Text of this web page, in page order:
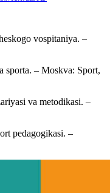
vospitaniya. –
– Moskva: Sport,
va metodikasi. –
pedagogikasi. –